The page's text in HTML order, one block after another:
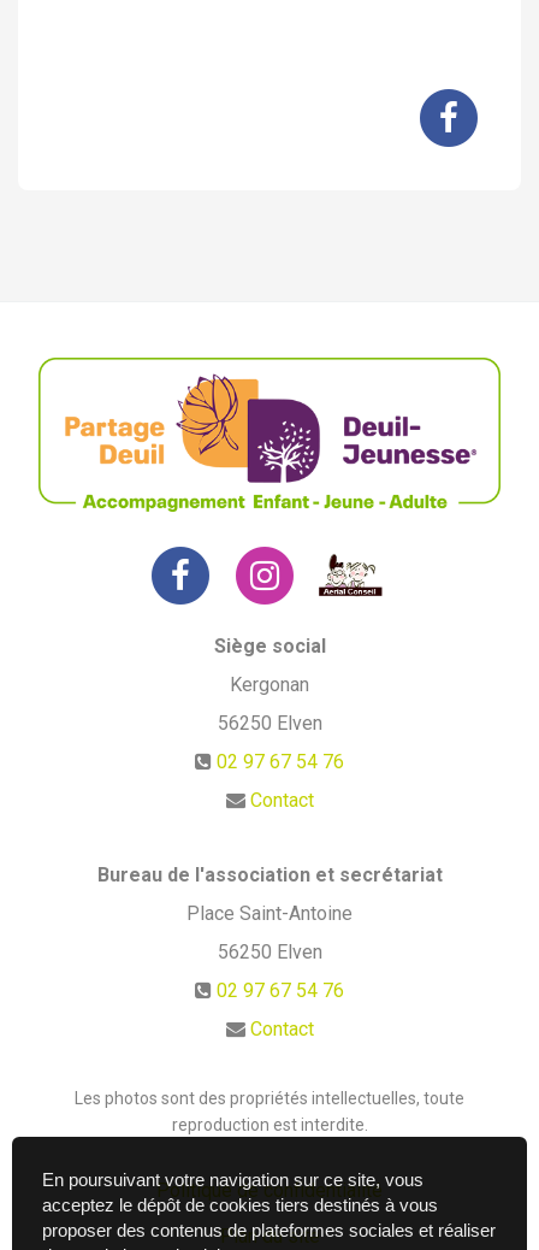
Siège social
Kergonan
56250 Elven
02 97 67 54 76
Contact
Bureau de l'association et secrétariat
Place Saint-Antoine
56250 Elven
02 97 67 54 76
Contact
Les photos sont des propriétés intellectuelles, toute
reproduction est interdite.
Politique de confidentialité
Plan du site
En poursuivant votre navigation sur ce site, vous
acceptez le dépôt de cookies tiers destinés à vous
proposer des contenus de plateformes sociales et réaliser